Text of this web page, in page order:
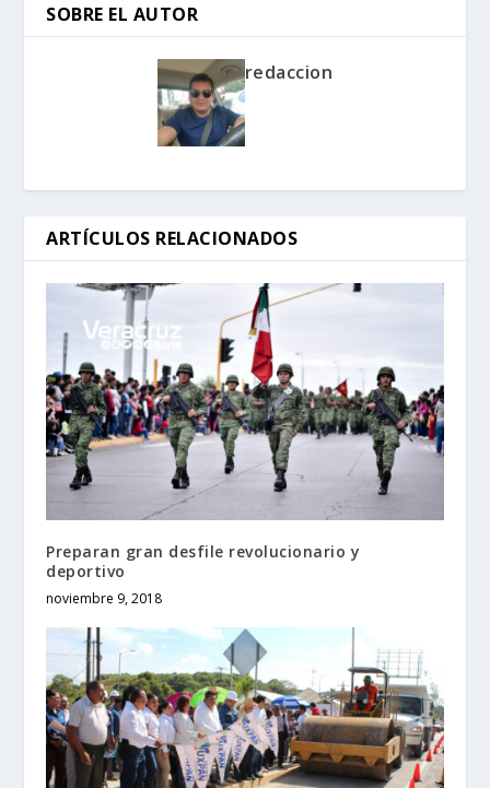
SOBRE EL AUTOR
redaccion
ARTÍCULOS RELACIONADOS
Preparan gran desfile revolucionario y
deportivo
noviembre 9, 2018